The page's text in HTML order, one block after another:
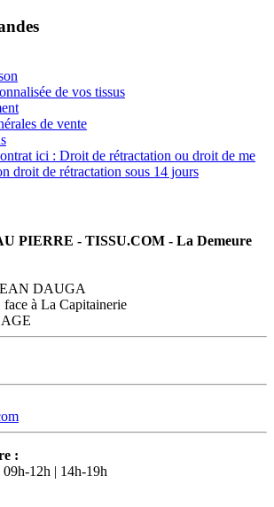
de vos tissus
de vente
ici : Droit de rétractation ou droit de me
droit de rétractation sous 14 jours
PIERRE - TISSU.COM - La Demeure
DAUGA
face à La Capitainerie
:
12h | 14h-19h